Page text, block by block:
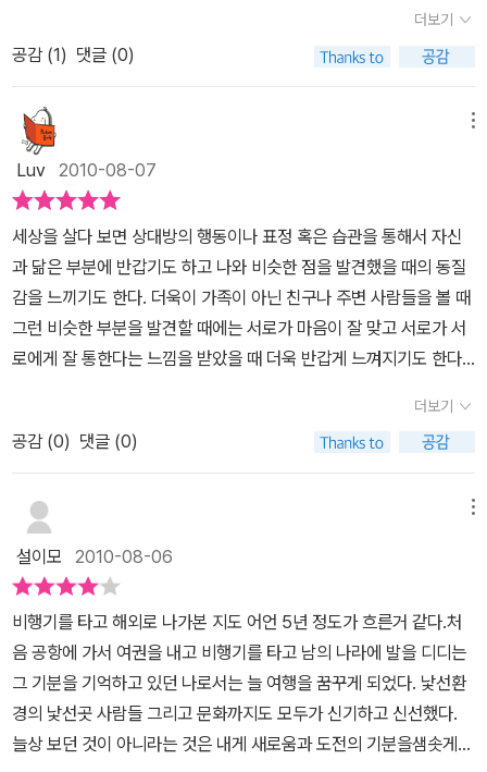
행 서적이 지닌 함정을알고 있다. 책으로 소개되는 여행지의 멋과 직
이다. 예를 들면, '도심에 뿌리내린 작은 중국'이라는 테마로 격돌한
'캐나다 벤쿠버 차이나타운 vs 인천 차이나타운' 같은 경우. 인천 차
이나타운에 몇 번 가보았고 그곳에서 중국 요리도 더러 먹어보았지
만, 나는 별 감흥을 느껴지 못했었다. 어떤 여행지의 경우는 책에서 보
고 감탄하여 큰 기대와 설레임을 가지고 찾았는데 책에서 보았던 그
장면 하나가 '다'여서 실망한 적도 있다. 그러나 사람의 마음이란 참
간사한 것이어서, 그 반대의 현상도 일어난다. 평소에는 별 가치와 멋
을 느끼지 못하다가 책에 등장하면 그 여행지가 달리 보이는 것이 그
런 현상이다. 예를 들면,호주 시드니 모노레일이 소개될 때, 우리나라
에 이에 견줄만한 곳이 있을까 의아했다.잔뜩 기대했다가월미도 모노
레일이 등장하니 '에이~' 하는 다소 실망스러운 감탄사가 흘러나왔지
르게 다가온다. 여행을 할 때마다 깨닫게 되는 것이지만, 자고로 여행
은 어디를 여행하느냐 보다 어떤 마음으로 여행하느냐 하는 것이 더
중요하다는 것을 새삼 느낀다.같은 여행지도 여행자의 마음에 따라
그 가치가 다르게 매겨질 수 있으니 말이다. <해외 여행 뺨치는 대한
민국 명품 여행지>는 국내외 여행지의 닮은 꼴을 발견한다는 발상이
신선했고, 국내 여행지의 숨은 멋과 매력을알게 해주었다는 점에서
가치가 있다. 여행은 자랑이 아니다. 여행은 과시도 아니다. 여행은 돌
아봄이고, 바라봄이다. 부담 없이 해외 여행을 떠날 수 있는 사람들 앞
력적인 여행지였기에 같은 감흥이라고 하긴 어려워도 충분히 멋진 조
합이라는 생각이 들었다.뉴질랜드 로토루아 온천도다녀왔고, 이천 미
란다 호텔도 다녀왔지만 이천에서는 온천이나스파플러스를 따로 즐
기지 않아서 온천이라는 생각을 미처 못했었다. 뉴질랜드 로토루아
같은 경우에도자연적으로 발생한 온천이 여기저기에서간헐적인 연기
를 내뿜으로 나오고 있음에 신기하기는 하였으되 책을 읽기 전까지
따로 생각이 나지않았던 걸 보면 큰 감흥을 느끼진 않았던 것 같다.창
녕 우포늪의 사진은 이 책을 통해 처음 만나봤는데 정말 멋진 곳이었
다. 늪에 놀러가본적이 없지만, 미국의 오퍼커노키를 찾아가느니 창
녕 우포를 즐겨도 절대 떨어지지 않을 것 같은 풍경사진이었다. 또한
이탈리아 카프리 못지 않은 홍도의 아름다움도 매력적이었다. 어쩌면
이렇게 우리나라 멋진 곳들 중에 못 가본 곳들이 많은지.. 앞으로 가볼
행정보들을 보면서 가봤던 곳, 못 가봤던 곳들을 비교하고 또 세계 유
명여행지와 우리나라 비슷한 닮은 꼴을 예상하고 맞춰보는 재미도 컸
다. 세계 유명 여행지 같은 경우에는 그 특색과 둘러볼 곳, 그리고 가
는 길, 언제 가면 좋을까 등이 나와 있었고, 그에 대비되는 우리나라
가는 길, 언제 가면 좋을지 시기, 그리고 맛집이나 숙소, 사진 촬영포
인트까지와 주변 볼거리까지.. 특히 사진 촬영포인트는 멋진 사진을
담아내고픈데 어디서찍을지 몰라 같은 장소를 다녀오고서도 멋진 사
진을 남기지 못하는 사람들에게 좋은도움이 될 것 같았다.비교해보는
재미가 있고, 찾아가는 재미까지 더해지는 책, 대한민국 명품여행지
는 대한민국 명소 39곳과 세계 명소 39곳을 멋지게 조합해낸 그런
책이다. 좋은 것은 서로 닮는다 사람과 사람 사이의 관계처럼 자연이
이다. 국내에도 가보지 못한 곳들이 많으면서 말이다. 사실 나는 내가
사는 지역도 많이 알지 못한다. 오랜 기간 살았다고 하더라도 매번 가
싶다. 국내에 가볼만한 여행지에는 어떤 곳이 있는지 사람들에게 알
려줄 필요가 있는거 같다. 결코 해외의 유명 여행지 못지 않은 곳들이
국내에도 많으니 말이다. 거기에 이 책이 적합하다는 생각이 든다. 이
책은닮았다고 생각되는 국내외 여행지 39곳이 묶여있다. 물론 닮았
다고 생각하는 것은 저자의 주관이다. 독자에 입장에서 봤을때 닮았
다고 느끼는 곳도 있을 것이고, 그렇지 않은 곳도 있을 것이다. 어찌되
었든 가볼만한 국내 여행지를 39곳이나 소개하고 있다는게 중요한거
같다. 이 책을받고 가장 먼저 한 일은 39곳이 맞는지 세어보는 것이
었다. 이렇게숫자가 들어가는 책을 만날때마다 매번 하는 일이다.이
서 이야기하고 있다. 내가 선호하는 순서대로 이야기하고 있어서 저
자의 취향이 나와 비슷한가 싶기도 했다. 과연 어떠한 곳들을 이야기
하고 있을지 궁금해졌다.책을 보면서 우선 내가 아는 곳인지 그리고
가본 곳인지 유심히 살폈다. 몇군데는 처음 들어보기도 했지만 거의
대부분은 한번쯤 들어본 곳이었다. 하지만 실제로 가본 곳은 별로 없
었다. 가봤다고 자신있게 이야기 할 수 있는 곳은 용인 에버랜드와 남
원 광한루원 그리고 인사동 뿐이었다.그것도 에버랜드와 광한루는 성
인이 된후 가본적이 없고, 인사동도 한 두번가봤을 뿐이었다. 에버랜
드와 함께 있는 캐리비안베이는 가본적이 없고,제주 중문 관광 단지
는 근처만 배회해 봤을 뿐이고, 경주는어릴적에 정말 많이 가보았지
만 정작 석굴암은 오르막길 올라가기 싫어서 매번 패스했던 곳이다.
여행을 좋아한다고 이야기를 하면서이 책에서 소개하는곳중 정작 가
서도 찾을 수 있다는 것이니 사뭇 기대가 되지 않을 수 없다. <대한민
국 명품 여행지>인 이 책은 명품은 아니지만 명품에 버금가는 구석이
있는 것 같다.여행책의 내용은 여행에 관한 내용들을 상세하게 전하
고있는 것이통상적인 관념이듯이 책 또한 국내 여행지들을 소개하고
있다. 그러나 해외 여행지에서 받는 느낌을 국내에서도 받는다면 그
느낌은 다를 것이다. 이 느낌을 잘 전해주기 위해 저자는 78곳의 여
행지를 해외 여행지와 비교설명해 놓았다라는 것이다.이를테면 미국
오커퍼노키늪 vs 창녕 우포늪을 통해 미국의 오커퍼노키늪도 구경할
수 있고 국내 창녕 우포늪도 볼 수 있다. 물론 양쪽 모두에 대한 정보
도 함께 얻을 수 있으니 일석이조가 아닐 수 없다.78곳의 해외 및 국
내 여행지를 통해 자연의 순수함과 해맑음이 저절로 느껴진다. 신이
우리에게 선사한 자연의 신비를 통해 오늘은 또 다른 어제가 된다.여
행자들에게 인기가 많은 만큼 친숙하고 문 밖을 나서면 또 다른 세상
인 듯한 느낌을 받는다. 오래전에 가봤던 곳들도 눈에 띈다. 국내에서
니 약간 비슷하기도 하다. 다음 여행에는 추억을 되살리기 위해 그곳
에 한 번 가보리라는 마음도 든다.<대한민국 명품 여행지>는 자연뿐
만 아니라 뜨거운 여름 햇살이 아스팔트위를 달구는 이 때 텔레비젼
광고에서 자주 보는 워터 파크뿐만 아니라 설야의 고혹함을 느끼게
하는 곳인 스키장, 겨울 리조트, 해안에 조성된 첨단 우주 센터, 포도
와 와인의 고장인 영동등등 소개한다.여행할 최적기를 알려주니 제대
로 된 여행이 될 것 같다. 여행도 성수기가 있고, 각 나라들 마다 우기
가 있듯 국내 여행도 여행하면 딱 좋은 시기가 있을 것인데, 이 책은
더보기
공감 (1) 댓글 (0)
Luv 2010-08-07
세상을 살다 보면 상대방의 행동이나 표정 혹은 습관을 통해서 자신
과 닮은 부분에 반갑기도 하고 나와 비슷한 점을 발견했을 때의 동질
감을 느끼기도 한다. 더욱이 가족이 아닌 친구나 주변 사람들을 볼 때
그런 비슷한 부분을 발견할 때에는 서로가 마음이 잘 맞고 서로가 서
로에게 잘 통한다는 느낌을 받았을 때 더욱 반갑게 느껴지기도 한다.
찾아볼 수 있을 것이다. 동물은 비슷한 모습이나 행동으로 알 수 있을
것이고 꽃은 모습도 그렇지만 향기로도 찾아볼 수 있을 것이다. 이처
럼 서로 닮은꼴을 찾기란 쉬우면서도 어렵다는 생각이 든다. 가끔
어떤 길을 걸어갈 때 어디선가 봤던 길이고 언제인지는 모르지만 걸
어봤던 길이라는 느낌을 받는 때가 있다. 그런 장소에 대한 느낌은 낯
선 길을 갈 때에나 혹은 낯선 여행길에 올랐을 때 더 크게 느껴지는 것
같다는 생각이 든다. 우리나라도 그렇지만 여행을 하다 보면 비슷한
모습이나 분위기가 느껴지는 여행지가 많다. 하지만, 우리나라의 여
행지와 해외 여행지의 닮은 점과 비슷한 느낌의 공통점을 한눈에 볼
수 있는 여행 책이 눈에 띄었다. 지금까지 접했던 여행 책 중에서 특별
한 여행 테마가 아닐까 하는 생각이 들었다. 「해외 여행 뺨치는 대한
민국 명품 여행지」라는 제목의 책에서는 세계에서 인정받은 우리나라
더보기
공감 (0) 댓글 (0)
설이모 2010-08-06
비행기를 타고 해외로 나가본 지도 어언 5년 정도가 흐른거 같다.처
음 공항에 가서 여권을 내고 비행기를 타고 남의 나라에 발을 디디는
그 기분을 기억하고 있던 나로서는 늘 여행을 꿈꾸게 되었다. 낯선환
경의 낯선곳 사람들 그리고 문화까지도 모두가 신기하고 신선했다.
늘상 보던 것이 아니라는 것은 내게 새로움과 도전의 기분을샘솟게